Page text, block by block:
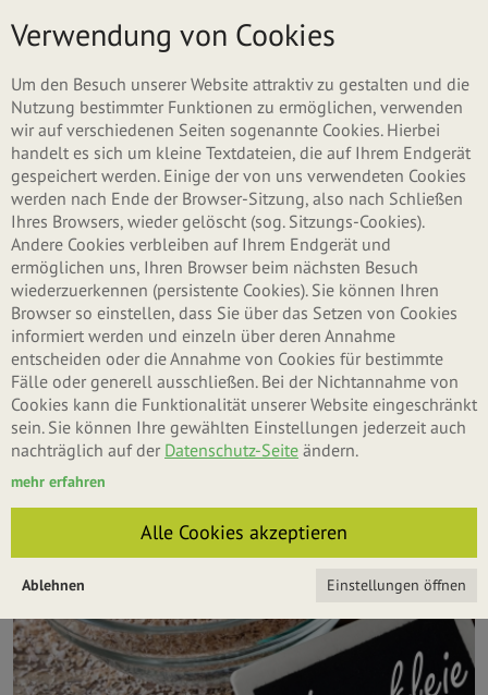
Menü
HAFERKLEIE UND WEIZENKLEIE -
SCHONEND VERARBEITET
Verwendung von Cookies
Um den Besuch unserer Website attraktiv zu gestalten und die
Nutzung bestimmter Funktionen zu ermöglichen, verwenden
wir auf verschiedenen Seiten sogenannte Cookies. Hierbei
handelt es sich um kleine Textdateien, die auf Ihrem Endgerät
gespeichert werden. Einige der von uns verwendeten Cookies
werden nach Ende der Browser-Sitzung, also nach Schließen
Ihres Browsers, wieder gelöscht (sog. Sitzungs-Cookies).
Andere Cookies verbleiben auf Ihrem Endgerät und
ermöglichen uns, Ihren Browser beim nächsten Besuch
wiederzuerkennen (persistente Cookies). Sie können Ihren
Browser so einstellen, dass Sie über das Setzen von Cookies
informiert werden und einzeln über deren Annahme
entscheiden oder die Annahme von Cookies für bestimmte
Fälle oder generell ausschließen. Bei der Nichtannahme von
Cookies kann die Funktionalität unserer Website eingeschränkt
sein. Sie können Ihre gewählten Einstellungen jederzeit auch
nachträglich auf der Datenschutz-Seite ändern.
mehr erfahren
Alle Cookies akzeptieren
Einstellungen öffnen
Ablehnen